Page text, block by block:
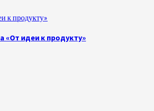
к продукту»
«От идеи к продукту»